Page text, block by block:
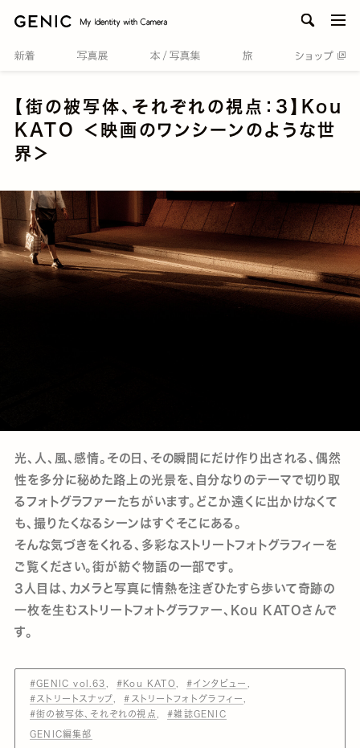
【街の被写体、それぞれの視点：3】Kou
KATO ＜映画のワンシーンのような世
界＞
光、人、風、感情。その日、その瞬間にだけ作り出される、偶然
性を多分に秘めた路上の光景を、自分なりのテーマで切り取
るフォトグラファーたちがいます。どこか遠くに出かけなくて
も、撮りたくなるシーンはすぐそこにある。
そんな気づきをくれる、多彩なストリートフォトグラフィーを
ご覧ください。街が紡ぐ物語の一部です。
3人目は、カメラと写真に情熱を注ぎひたすら歩いて奇跡の
一枚を生むストリートフォトグラファー、Kou KATOさんで
す。
#GENIC vol.63 #Kou KATO
#インタビュー
#ストリートスナップ
#ストリートフォトグラフィー
#街の被写体、それぞれの視点
#雑誌GENIC
GENIC編集部